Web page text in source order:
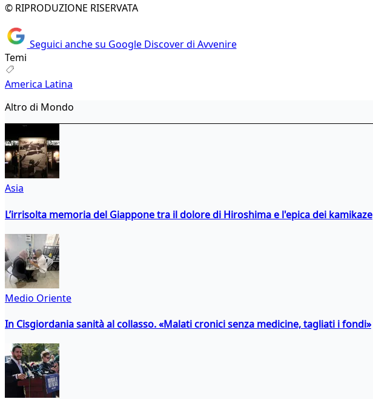
© RIPRODUZIONE RISERVATA
Seguici anche su Google Discover di Avvenire
Temi
America Latina
Altro di Mondo
Asia
L’irrisolta memoria del Giappone tra il dolore di Hiroshima e l'epica dei kamikaze
Medio Oriente
In Cisgiordania sanità al collasso. «Malati cronici senza medicine, tagliati i fondi»